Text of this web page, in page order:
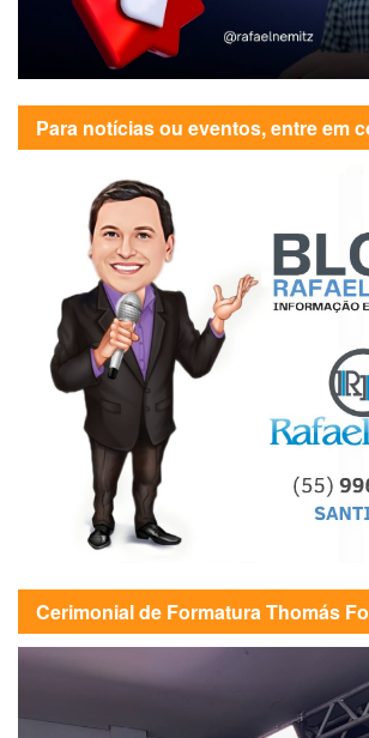
Para notícias ou eventos, entre em
Cerimonial de Formatura Thomás